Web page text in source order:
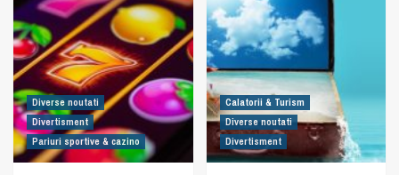
Diverse noutati
Divertisment
Pariuri sportive & cazino
Calatorii & Turism
Diverse noutati
Divertisment